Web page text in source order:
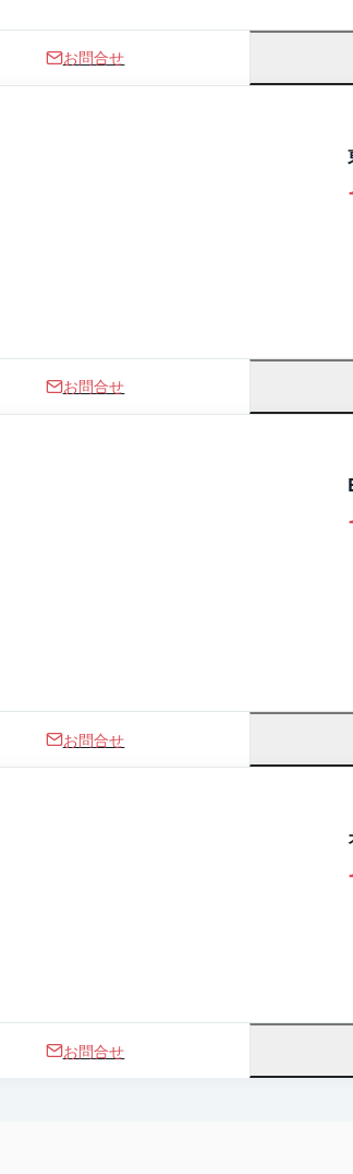
お問合せ
お問合せ
お問合せ
お問合せ